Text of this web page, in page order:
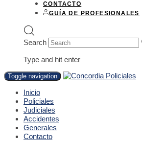
CONTACTO
GUÍA DE PROFESIONALES
Search
Type and hit enter
Toggle navigation
Inicio
Policiales
Judiciales
Accidentes
Generales
Contacto